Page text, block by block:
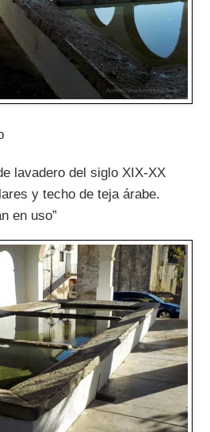
lavadero del siglo XIX-XX
y techo de teja árabe.
en uso”